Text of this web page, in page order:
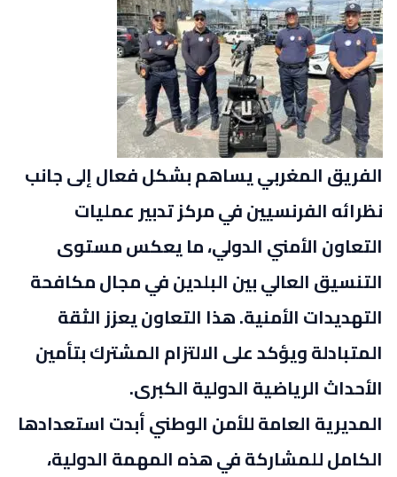
الفريق المغربي يساهم بشكل فعال إلى جانب
نظرائه الفرنسيين في مركز تدبير عمليات
التعاون الأمني الدولي، ما يعكس مستوى
التنسيق العالي بين البلدين في مجال مكافحة
التهديدات الأمنية. هذا التعاون يعزز الثقة
المتبادلة ويؤكد على الالتزام المشترك بتأمين
الأحداث الرياضية الدولية الكبرى.
المديرية العامة للأمن الوطني أبدت استعدادها
الكامل للمشاركة في هذه المهمة الدولية،